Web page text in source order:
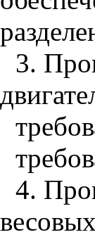
3.
4.